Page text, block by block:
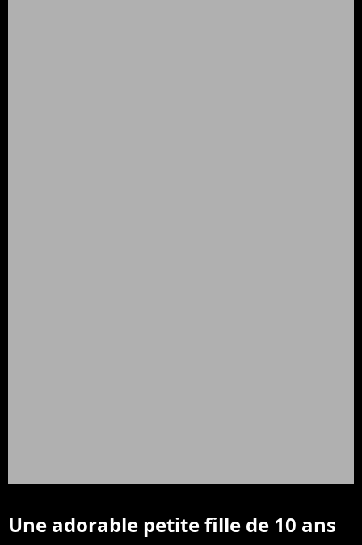
Une adorable petite fille de 10 ans